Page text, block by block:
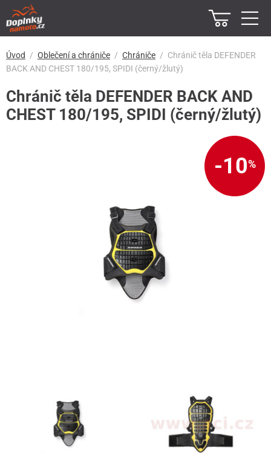
Úvod Oblečení a chrániče Chrániče
Chránič těla DEFENDER
BACK AND CHEST 180/195, SPIDI (černý/žlutý)
Chránič těla DEFENDER BACK AND
CHEST 180/195, SPIDI (černý/žlutý)
-10%